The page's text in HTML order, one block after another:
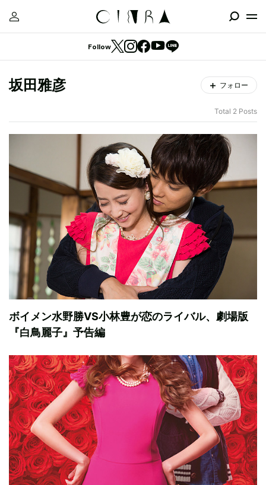
Follow
坂田雅彦 フォロー
Total 2 Posts
ボイメン水野勝VS小林豊が恋のライバル、劇場版
『白鳥麗子』予告編